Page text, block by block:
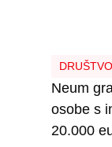
DRUŠTVO
Neum
osobe s
20.000